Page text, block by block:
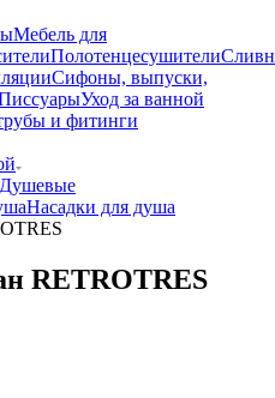
Мебель для
Полотенцесушители
Сифоны, выпуски,
Уход за ванной
и фитинги
Душевые
Насадки для душа
RETROTRES